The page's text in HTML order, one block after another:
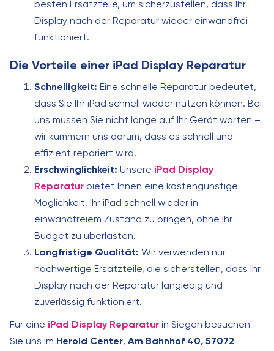
besten Ersatzteile, um sicherzustellen, dass Ihr
Display nach der Reparatur wieder einwandfrei
funktioniert.
Die Vorteile einer iPad Display Reparatur
Schnelligkeit: Eine schnelle Reparatur bedeutet,
dass Sie Ihr iPad schnell wieder nutzen können. Bei
uns müssen Sie nicht lange auf Ihr Gerät warten –
wir kümmern uns darum, dass es schnell und
effizient repariert wird.
Erschwinglichkeit: Unsere iPad Display
Reparatur bietet Ihnen eine kostengünstige
Möglichkeit, Ihr iPad schnell wieder in
einwandfreiem Zustand zu bringen, ohne Ihr
Budget zu überlasten.
Langfristige Qualität: Wir verwenden nur
hochwertige Ersatzteile, die sicherstellen, dass Ihr
Display nach der Reparatur langlebig und
zuverlässig funktioniert.
Für eine iPad Display Reparatur in Siegen besuchen
Sie uns im Herold Center, Am Bahnhof 40, 57072